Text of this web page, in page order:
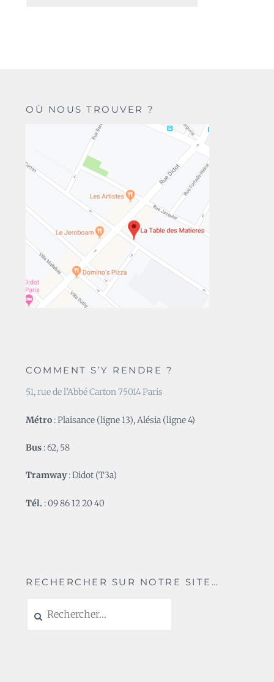
OÙ NOUS TROUVER ?
COMMENT S’Y RENDRE ?
51, rue de l’Abbé Carton 75014 Paris
Métro : Plaisance (ligne 13), Alésia (ligne 4)
Bus : 62, 58
Tramway: Didot (T3a)
Tél. : 09 86 12 20 40
RECHERCHER SUR NOTRE SITE…